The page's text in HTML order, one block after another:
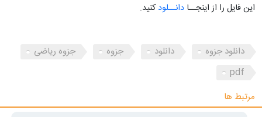
این فایل را از اینجــا دانــلودکنید.
دانلود جزوه دانلود جزوه
جزوه ریاضی
pdf
مرتبط ها